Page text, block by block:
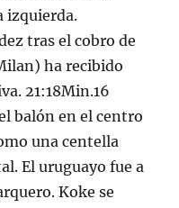
izquierda.
tras el cobro de
ha recibido
21:18Min.16
balón en el centro
una centella
El uruguayo fue a
Koke se